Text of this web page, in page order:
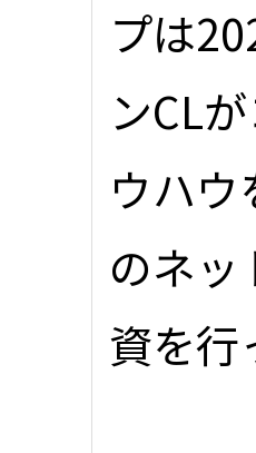
プは
ンCL
ウハ
のネ
資を行